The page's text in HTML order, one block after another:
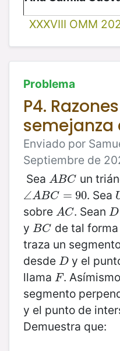
XXXVIII OMM
Problema
P4.
semejanza
Enviado por
Septiembre de
Sea ABC
ABC
un
∠ABC = 90
∠ABC= 90 . Sea
sobre AC
AC . Sean D
D
y BC
BC de tal
traza un
desde D
Dy el
llama F
F.
segmento
y el punto de
Demuestra que: